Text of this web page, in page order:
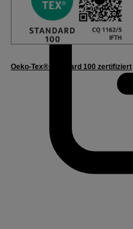
Oeko-Tex® Standard 100 zertifiziert